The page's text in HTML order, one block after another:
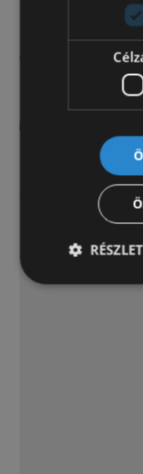
9012, Győr,
H-P: 8-17 | Szo:
+36 (96) 556